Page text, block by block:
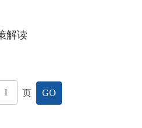
解读
页 GO